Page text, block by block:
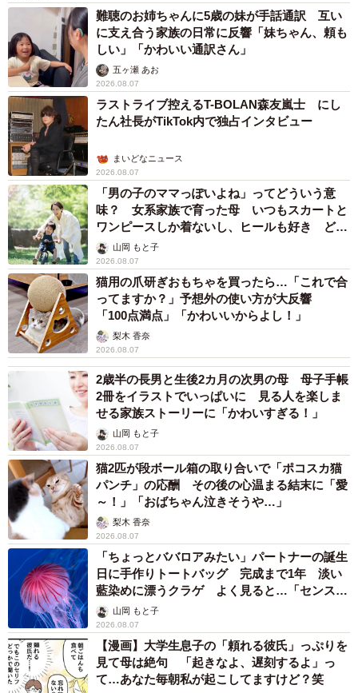
難聴のお姉ちゃんに5歳の妹が手話通訳 互い
に支え合う家族の日常に反響「妹ちゃん、頼も
しい」「かわいい通訳さん」
五ヶ瀬 あお
2026.08.07
ラストライブ控えるT-BOLAN森友嵐士 にし
たん社長がTikTok内で独占インタビュー
まいどなニュース
2026.08.07
「男の子のママっぽいよね」ってどういう意
味？ 女系家族で育った母 いつもスカートと
ワンピースしか着ないし、ヒールも好き どの
へんが…
山岡 もと子
2026.08.07
猫用の爪研ぎおもちゃを買ったら…「これで合
ってますか？」予想外の使い方が大反響
「100点満点」「かわいいからよし！」
梨木 香奈
2026.08.07
2歳半の長男と生後2カ月の次男の母 母子手帳
2冊をイラストでいっぱいに 見る人を楽しま
せる家族ストーリーに「かわいすぎる！」
山岡 もと子
2026.08.07
猫2匹が段ボール箱の取り合いで「ポコスカ猫
パンチ」の応酬 その後の心温まる結末に「愛
～！」「おばちゃん泣きそうや…」
梨木 香奈
2026.08.07
「ちょっとババロアみたい」パートナーの誕生
日に手作りトートバッグ 完成まで1年 淡い
藍染めに漂うクラゲ よく見ると…「センスす
ごい」山岡 もと子
2026.08.07
【漫画】大学生息子の「頼れる彼氏」っぷりを
見て母は絶句 「起きなよ、遅刻するよ」っ
て…あなた毎朝私が起こしてますけど？笑